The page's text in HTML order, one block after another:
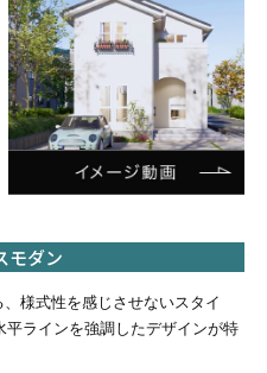
モダン
様式性を感じさせないスタイ
ラインを強調したデザインが特